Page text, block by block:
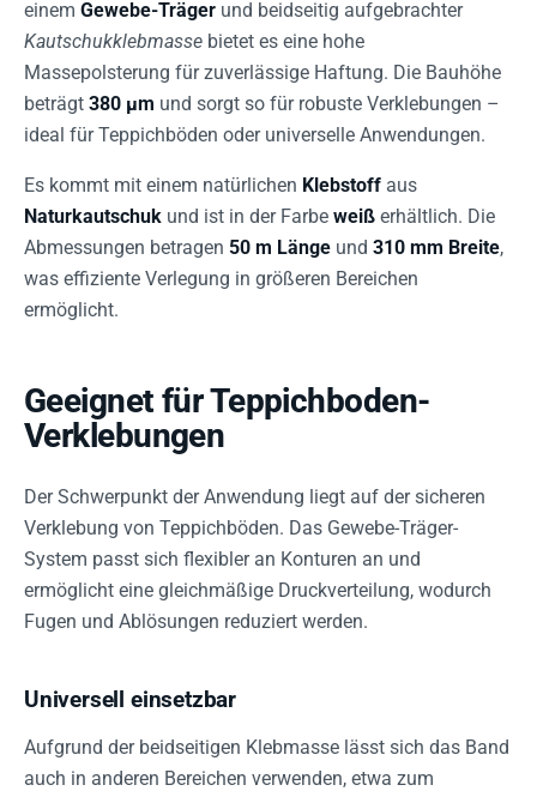
einem Gewebe-Träger und beidseitig aufgebrachter
Kautschukklebmasse bietet es eine hohe
Massepolsterung für zuverlässige Haftung. Die Bauhöhe
beträgt 380 µm und sorgt so für robuste Verklebungen –
ideal für Teppichböden oder universelle Anwendungen.
Es kommt mit einem natürlichen Klebstoff aus
Naturkautschuk und ist in der Farbe weiß erhältlich. Die
Abmessungen betragen 50 m Länge und 310 mm Breite,
was effiziente Verlegung in größeren Bereichen
ermöglicht.
Geeignet für Teppichboden-
Verklebungen
Der Schwerpunkt der Anwendung liegt auf der sicheren
Verklebung von Teppichböden. Das Gewebe-Träger-
System passt sich flexibler an Konturen an und
ermöglicht eine gleichmäßige Druckverteilung, wodurch
Fugen und Ablösungen reduziert werden.
Universell einsetzbar
Aufgrund der beidseitigen Klebmasse lässt sich das Band
auch in anderen Bereichen verwenden, etwa zum